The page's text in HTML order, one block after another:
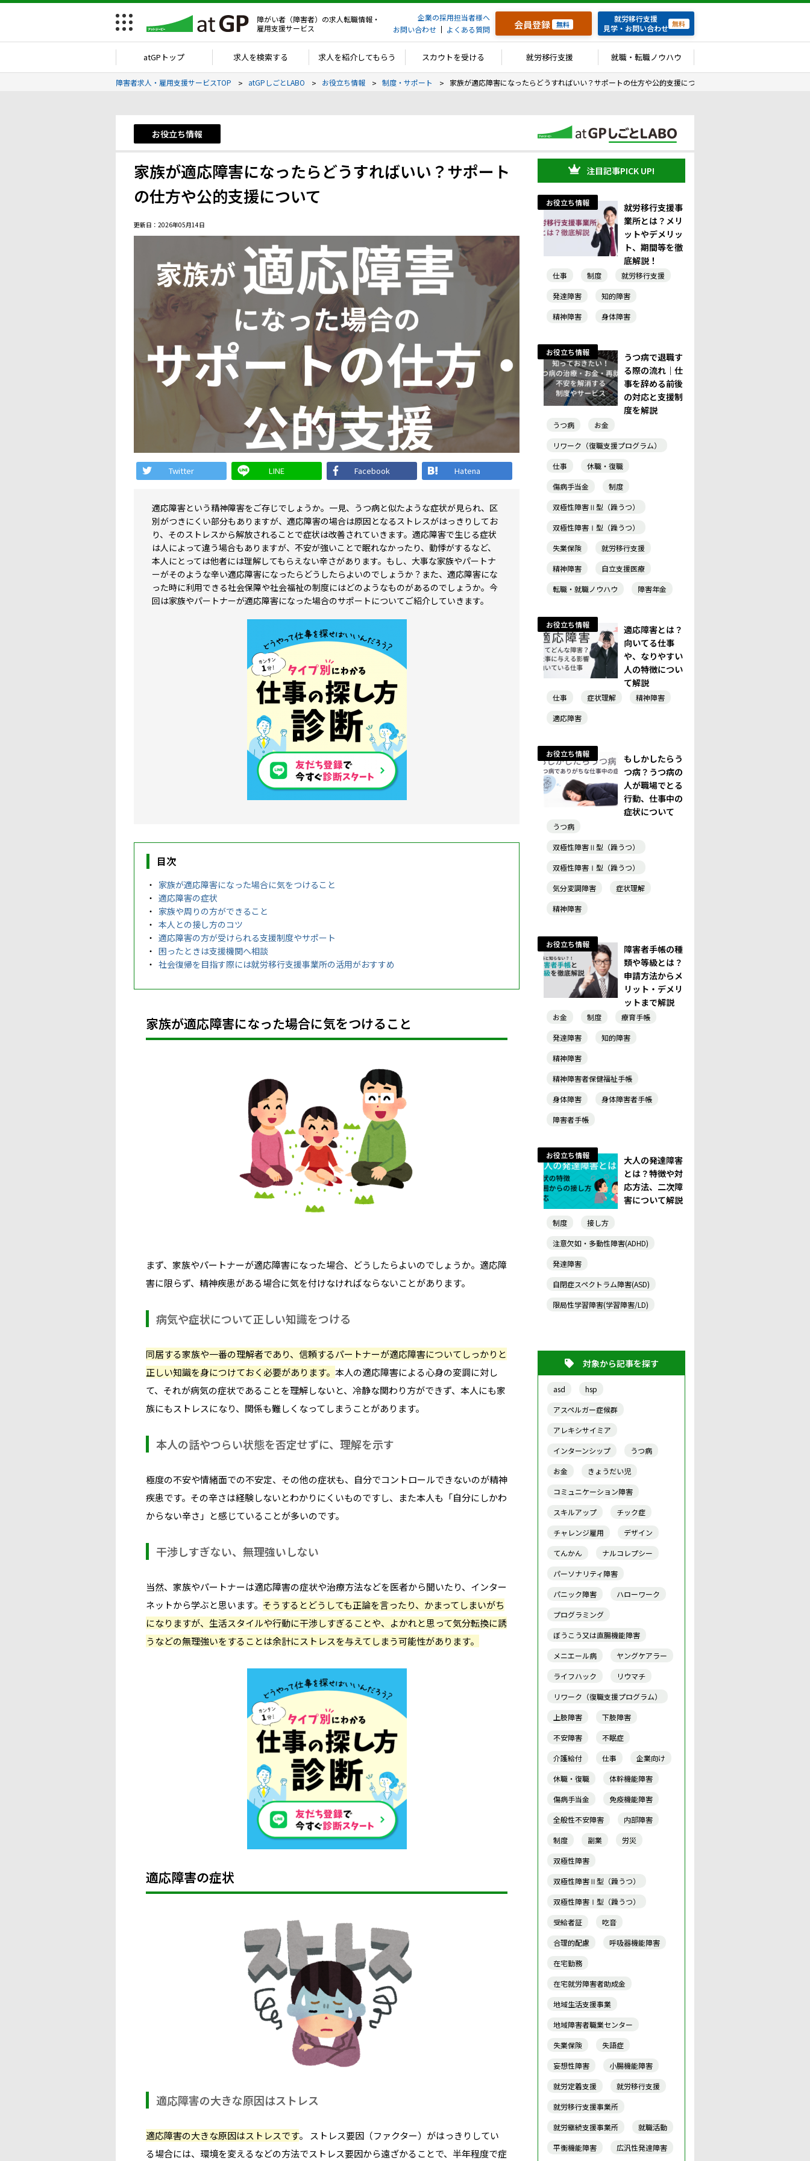
障がい者（障害者）の求人転職情報・
雇用支援サービス
企業の採用担当者様へ
お問い合わせ
よくある質問 会員登録 無料
就労移行支援
見学・お問い合わせ 無料
atGPトップ 求人を検索する 求人を紹介してもらう スカウトを受ける 就労移行支援 就職・転職ノウハウ
障害者求人・雇用支援サービスTOP atGPしごとLABO お役立ち情報 制度・サポート 家族が適応障害になったらどうすればいい？サポートの仕方や公的支援について
お役立ち情報
家族が適応障害になったらどうすればいい？サポート
の仕方や公的支援について
更新日：2026年05月14日
Twitter LINE Facebook Hatena
適応障害という精神障害をご存じでしょうか。一見、うつ病と似たような症状が見られ、区
別がつきにくい部分もありますが、適応障害の場合は原因となるストレスがはっきりしてお
り、そのストレスから解放されることで症状は改善されていきます。適応障害で生じる症状
は人によって違う場合もありますが、不安が強いことで眠れなかったり、動悸がするなど、
本人にとっては他者には理解してもらえない辛さがあります。もし、大事な家族やパートナ
ーがそのような辛い適応障害になったらどうしたらよいのでしょうか？また、適応障害にな
った時に利用できる社会保障や社会福祉の制度にはどのようなものがあるのでしょうか。今
回は家族やパートナーが適応障害になった場合のサポートについてご紹介していきます。
目次
家族が適応障害になった場合に気をつけること
適応障害の症状
家族や周りの方ができること
本人との接し方のコツ
適応障害の方が受けられる支援制度やサポート
困ったときは支援機関へ相談
社会復帰を目指す際には就労移行支援事業所の活用がおすすめ
家族が適応障害になった場合に気をつけること
まず、家族やパートナーが適応障害になった場合、どうしたらよいのでしょうか。適応障
害に限らず、精神疾患がある場合に気を付けなければならないことがあります。
病気や症状について正しい知識をつける
同居する家族や一番の理解者であり、信頼するパートナーが適応障害についてしっかりと
正しい知識を身につけておく必要があります。 本人の適応障害による心身の変調に対し
て、それが病気の症状であることを理解しないと、冷静な関わり方ができず、本人にも家
族にもストレスになり、関係も難しくなってしまうことがあります。
本人の話やつらい状態を否定せずに、理解を示す
極度の不安や情緒面での不安定、その他の症状も、自分でコントロールできないのが精神
疾患です。その辛さは経験しないとわかりにくいものですし、また本人も「自分にしかわ
からない辛さ」と感じていることが多いのです。
干渉しすぎない、無理強いしない
当然、家族やパートナーは適応障害の症状や治療方法などを医者から聞いたり、インター
ネットから学ぶと思います。 そうするとどうしても正論を言ったり、かまってしまいがち
になりますが、生活スタイルや行動に干渉しすぎることや、よかれと思って気分転換に誘
うなどの無理強いをすることは余計にストレスを与えてしまう可能性があります。
適応障害の症状
適応障害の大きな原因はストレス
適応障害の大きな原因はストレスです。 ストレス要因（ファクター）がはっきりしてい
る場合には、環境を変えるなどの方法でストレス要因から遠ざかることで、半年程度で症
注目記事PICK UP!
お役立ち情報
就労移行支援事
業所とは？メリ
ットやデメリッ
ト、期間等を徹
底解説！
仕事 制度
就労移行支援
発達障害
知的障害
精神障害
身体障害
お役立ち情報
うつ病で退職す
る際の流れ｜仕
事を辞める前後
の対応と支援制
度を解説
うつ病
お金
リワーク（復職支援プログラム）
仕事
休職・復職
傷病手当金
制度
双極性障害Ⅱ型（躁うつ）
双極性障害Ⅰ型（躁うつ）
失業保険
就労移行支援
精神障害
自立支援医療
転職・就職ノウハウ
障害年金
お役立ち情報
適応障害とは？
向いてる仕事
や、なりやすい
人の特徴につい
て解説
仕事 症状理解
精神障害
適応障害
お役立ち情報
もしかしたらう
つ病？うつ病の
人が職場でとる
行動、仕事中の
症状について
うつ病
双極性障害Ⅱ型（躁うつ）
双極性障害Ⅰ型（躁うつ）
気分変調障害
症状理解
精神障害
お役立ち情報
障害者手帳の種
類や等級とは？
申請方法からメ
リット・デメリ
ットまで解説
お金 制度
療育手帳
発達障害
知的障害
精神障害
精神障害者保健福祉手帳
身体障害
身体障害者手帳
障害者手帳
お役立ち情報
大人の発達障害
とは？特徴や対
応方法、二次障
害について解説
制度
接し方
注意欠如・多動性障害(ADHD)
発達障害
自閉症スペクトラム障害(ASD)
限局性学習障害(学習障害/LD)
対象から記事を探す
asd
hsp
アスペルガー症候群
アレキシサイミア
インターンシップ
うつ病
お金
きょうだい児
コミュニケーション障害
スキルアップ
チック症
チャレンジ雇用
デザイン
てんかん
ナルコレプシー
パーソナリティ障害
パニック障害
ハローワーク
プログラミング
ぼうこう又は直腸機能障害
メニエール病
ヤングケアラー
ライフハック
リウマチ
リワーク（復職支援プログラム）
上肢障害
下肢障害
不安障害
不眠症
介護給付
仕事
企業向け
休職・復職
体幹機能障害
傷病手当金
免疫機能障害
全般性不安障害
内部障害
制度
副業
労災
双極性障害
双極性障害Ⅱ型（躁うつ）
双極性障害Ⅰ型（躁うつ）
受給者証
吃音
合理的配慮
呼吸器機能障害
在宅勤務
在宅就労障害者助成金
地域生活支援事業
地域障害者職業センター
失業保険
失語症
妄想性障害
小腸機能障害
就労定着支援
就労移行支援
就労移行支援事業所
就労継続支援事業所
就職活動
平衡機能障害
広汎性発達障害